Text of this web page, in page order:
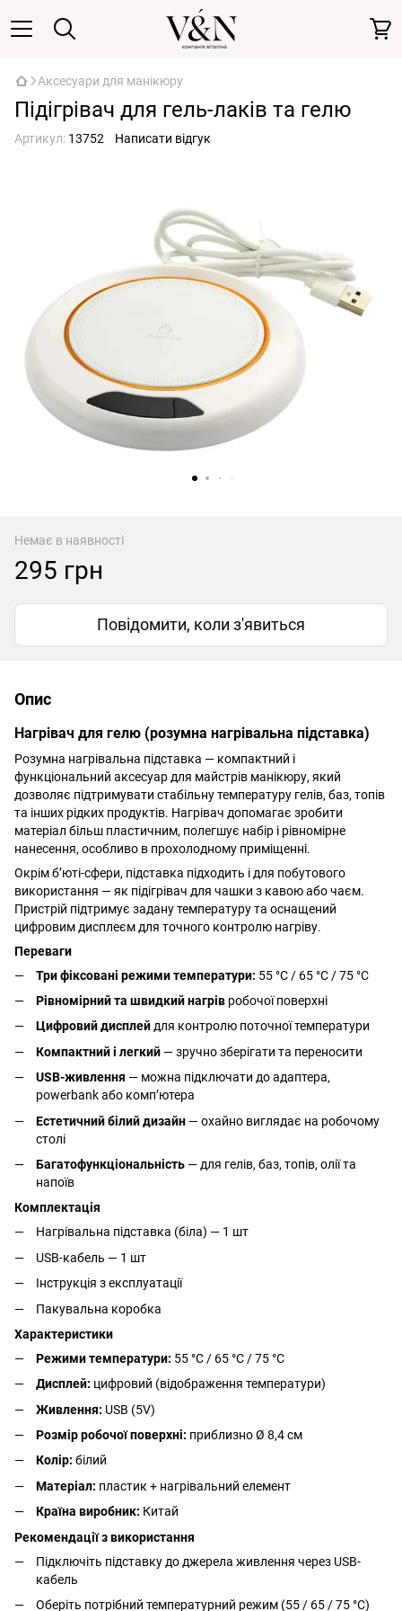
Аксесуари для манікюру
Підігрівач для гель-лаків та гелю
Артикул: 13752 Написати відгук
Немає в наявності
295 грн
Повідомити, коли з'явиться
Опис
Нагрівач для гелю (розумна нагрівальна підставка)
Розумна нагрівальна підставка — компактний і
функціональний аксесуар для майстрів манікюру, який
дозволяє підтримувати стабільну температуру гелів, баз, топів
та інших рідких продуктів. Нагрівач допомагає зробити
матеріал більш пластичним, полегшує набір і рівномірне
нанесення, особливо в прохолодному приміщенні.
Окрім бʼюті-сфери, підставка підходить і для побутового
використання — як підігрівач для чашки з кавою або чаєм.
Пристрій підтримує задану температуру та оснащений
цифровим дисплеєм для точного контролю нагріву.
Переваги
Три фіксовані режими температури: 55 °C / 65 °C / 75 °C
Рівномірний та швидкий нагрів робочої поверхні
Цифровий дисплейдля контролю поточної температури
Компактний і легкий — зручно зберігати та переносити
USB-живлення — можна підключати до адаптера,
powerbank або комп’ютера
Естетичний білий дизайн — охайно виглядає на робочому
столі
Багатофункціональність — для гелів, баз, топів, олії та
напоїв
Комплектація
Нагрівальна підставка (біла) — 1 шт
USB-кабель — 1 шт
Інструкція з експлуатації
Пакувальна коробка
Характеристики
Режими температури: 55 °C / 65 °C / 75 °C
Дисплей: цифровий (відображення температури)
Живлення: USB (5V)
Розмір робочої поверхні: приблизно Ø 8,4 см
Колір: білий
Матеріал: пластик + нагрівальний елемент
Країна виробник: Китай
Рекомендації з використання
Підключіть підставку до джерела живлення через USB-
кабель
Оберіть потрібний температурний режим (55 / 65 / 75 °C)